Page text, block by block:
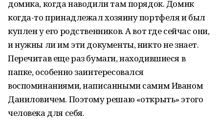
домика, когда наводили там порядок. Домик
когда-то принадлежал хозяину портфеля и был
куплен у его родственников. А вот где сейчас они,
и нужны ли им эти документы, никто не знает.
Перечитав еще раз бумаги, находившиеся в
папке, особенно заинтересовался
воспоминаниями, написанными самим Иваном
Даниловичем. Поэтому решаю «открыть» этого
человека для себя.